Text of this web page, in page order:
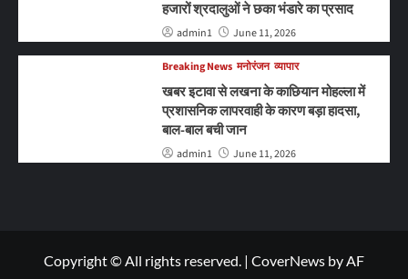
हजारों श्रदालुओं ने छका भंडारे का प्रसाद
admin1 June 11, 2026
Breaking News मनोरंजन व्यापार
खबर इटावा से लखना के काछियान मोहल्ला में
प्रशासनिक लापरवाही के कारण बड़ा हादसा,
बाल-बाल बची जान
admin1 June 11, 2026
Copyright © All rights reserved. | CoverNews by AF